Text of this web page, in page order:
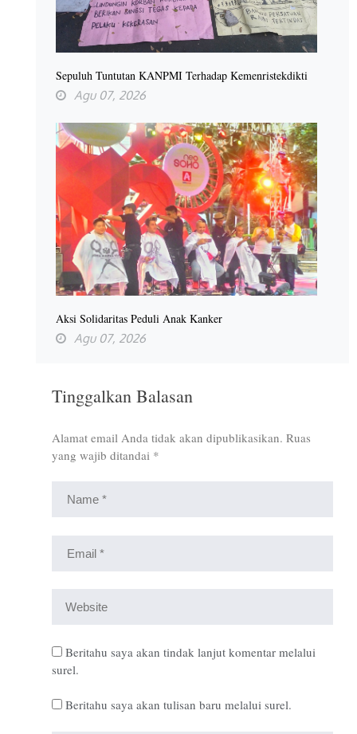
Sepuluh Tuntutan KANPMI Terhadap Kemenristekdikti
Agu 07, 2026
Aksi Solidaritas Peduli Anak Kanker
Agu 07, 2026
Tinggalkan Balasan
Alamat email Anda tidak akan dipublikasikan. Ruas
yang wajib ditandai *
Beritahu saya akan tindak lanjut komentar melalui
surel.
Beritahu saya akan tulisan baru melalui surel.